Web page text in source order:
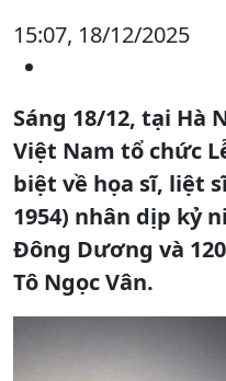
15:07, 18/12/2025
Sáng 18/12, tại Hà
Việt Nam tổ chức
biệt về họa sĩ, liệt
1954) nhân dịp kỷ
Đông Dương và
Tô Ngọc Vân.